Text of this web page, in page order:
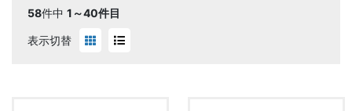
58件中 1～40件目
表示切替